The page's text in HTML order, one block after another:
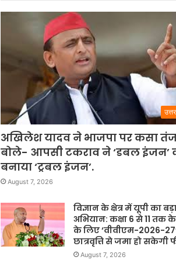
अखिलेश यादव ने भाजपा पर कसा
बोले- आपसी टकराव ने ‘डबल इंजन’
बनाया ‘ट्रबल इंजन’.
August 7, 2026
विज्ञान के क्षेत्र में यूपी का
अभियान: कक्षा 6 से 11 तक के
के लिए ‘वीवीएम-2026-
छात्रवृत्ति से जमा हो सकेगी
August 7, 2026